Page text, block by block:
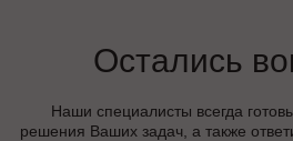
Остались
Наши специалисты всегда
решения Ваших задач, а также